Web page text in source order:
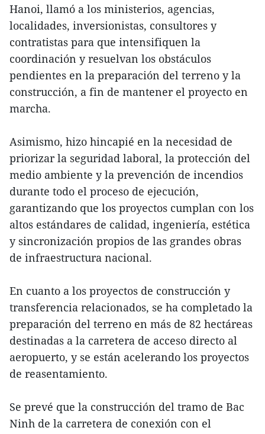
Hanoi, llamó a los ministerios, agencias,
localidades, inversionistas, consultores y
contratistas para que intensifiquen la
coordinación y resuelvan los obstáculos
pendientes en la preparación del terreno y la
construcción, a fin de mantener el proyecto en
marcha.
Asimismo, hizo hincapié en la necesidad de
priorizar la seguridad laboral, la protección del
medio ambiente y la prevención de incendios
durante todo el proceso de ejecución,
garantizando que los proyectos cumplan con los
altos estándares de calidad, ingeniería, estética
y sincronización propios de las grandes obras
de infraestructura nacional.
En cuanto a los proyectos de construcción y
transferencia relacionados, se ha completado la
preparación del terreno en más de 82 hectáreas
destinadas a la carretera de acceso directo al
aeropuerto, y se están acelerando los proyectos
de reasentamiento.
Se prevé que la construcción del tramo de Bac
Ninh de la carretera de conexión con el